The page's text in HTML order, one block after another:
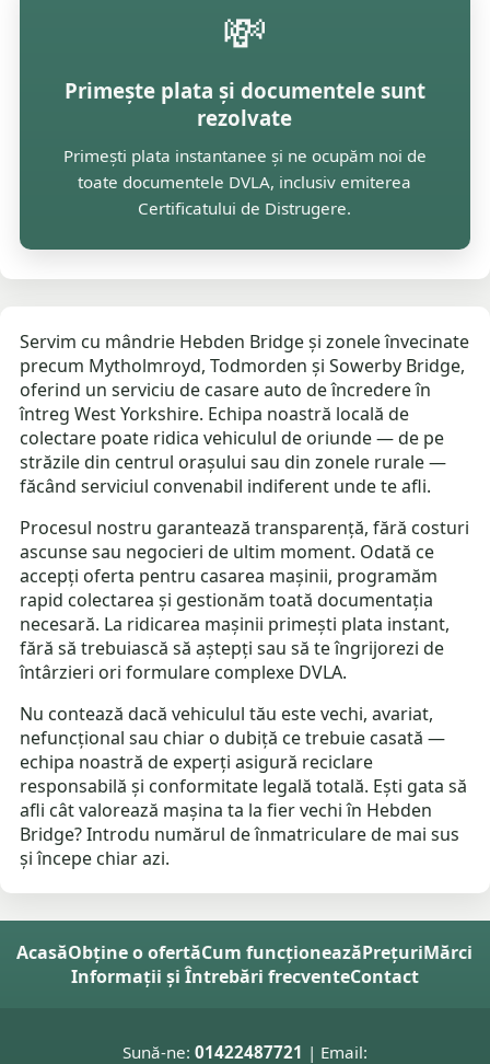
💸
Primește plata și documentele sunt
rezolvate
Primești plata instantanee și ne ocupăm noi de
toate documentele DVLA, inclusiv emiterea
Certificatului de Distrugere.
Servim cu mândrie Hebden Bridge și zonele învecinate
precum Mytholmroyd, Todmorden și Sowerby Bridge,
oferind un serviciu de casare auto de încredere în
întreg West Yorkshire. Echipa noastră locală de
colectare poate ridica vehiculul de oriunde — de pe
străzile din centrul orașului sau din zonele rurale —
făcând serviciul convenabil indiferent unde te afli.
Procesul nostru garantează transparență, fără costuri
ascunse sau negocieri de ultim moment. Odată ce
accepți oferta pentru casarea mașinii, programăm
rapid colectarea și gestionăm toată documentația
necesară. La ridicarea mașinii primești plata instant,
fără să trebuiască să aștepți sau să te îngrijorezi de
întârzieri ori formulare complexe DVLA.
Nu contează dacă vehiculul tău este vechi, avariat,
nefuncțional sau chiar o dubiță ce trebuie casată —
echipa noastră de experți asigură reciclare
responsabilă și conformitate legală totală. Ești gata să
afli cât valorează mașina ta la fier vechi în Hebden
Bridge? Introdu numărul de înmatriculare de mai sus
și începe chiar azi.
AcasăObține o ofertăCum funcționeazăPrețuriMărci
Informații și Întrebări frecventeContact
Sună-ne: 01422487721 | Email: